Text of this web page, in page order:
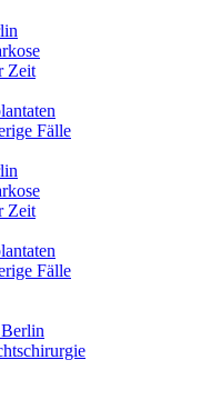
Zeit
Fälle
Zeit
Fälle